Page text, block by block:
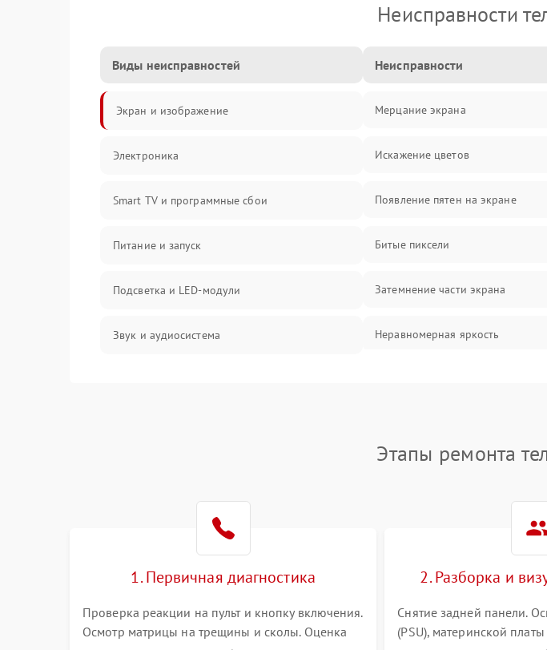
Неисправности
Виды неисправностей
Экран и изображение
Электроника
Smart TV и программные сбои
Питание и запуск
Подсветка и LED-модули
Звук и аудиосистема
Программное обеспечение
Корпус и механика
Неисправности
Мерцание экрана
Искажение цветов
Появление пятен на экране
Битые пиксели
Затемнение части экрана
Неравномерная яркость
Этапы ремонта
1. Первичная диагностика
Проверка реакции на пульт и кнопку включения.
Осмотр матрицы на трещины и сколы. Оценка
2. Разборка и
Снятие задней панели.
(PSU), материнской